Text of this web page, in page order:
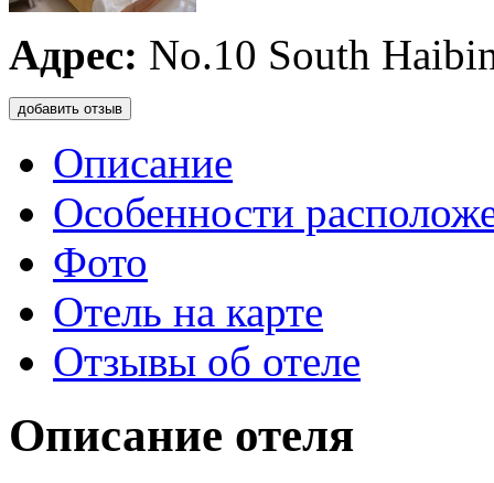
Адрес: No.10 South
добавить отзыв
Описание
Особенности
Фото
Отель на карте
Отзывы об отеле
Описание отеля